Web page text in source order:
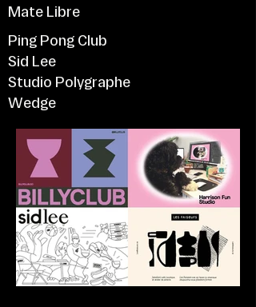
Mate Libre
Ping Pong Club
Sid Lee
Studio Polygraphe
Wedge